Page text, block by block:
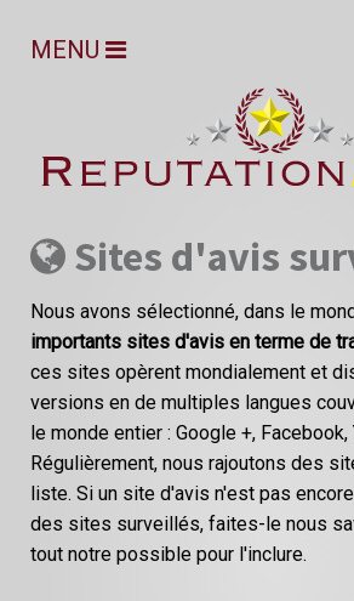
MENU
Sites d'avis
Nous avons sélectionné, dans le
importants sites d'avis en terme de
ces sites opèrent mondialement et
versions en de multiples langues
le monde entier : Google +, Facebook,
Régulièrement, nous rajoutons des
liste. Si un site d'avis n'est pas
des sites surveillés, faites-le nous
tout notre possible pour l'inclure.